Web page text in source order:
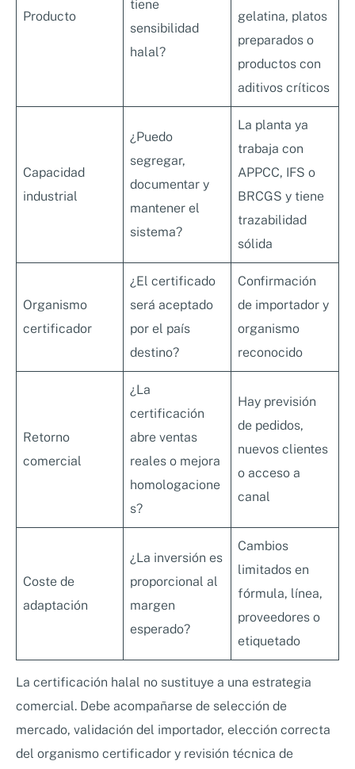
Producto
tiene
sensibilidad
halal?
gelatina, platos
preparados o
productos con
aditivos críticos
Capacidad
industrial
¿Puedo
segregar,
documentar y
mantener el
sistema?
La planta ya
trabaja con
APPCC, IFS o
BRCGS y tiene
trazabilidad
sólida
Organismo
certificador
¿El certificado
será aceptado
por el país
destino?
Confirmación
de importador y
organismo
reconocido
Retorno
comercial
¿La
certificación
abre ventas
reales o mejora
homologacione
s?
Hay previsión
de pedidos,
nuevos clientes
o acceso a
canal
Coste de
adaptación
¿La inversión es
proporcional al
margen
esperado?
Cambios
limitados en
fórmula, línea,
proveedores o
etiquetado
La certificación halal no sustituye a una estrategia
comercial. Debe acompañarse de selección de
mercado, validación del importador, elección correcta
del organismo certificador y revisión técnica de